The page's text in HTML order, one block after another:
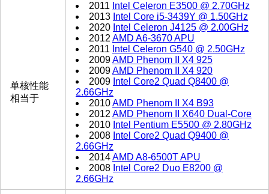
单核性能
相当于
2011 Intel Celeron E3500 @ 2.70GHz
2013 Intel Core i5-3439Y @ 1.50GHz
2020 Intel Celeron J4125 @ 2.00GHz
2012AMD A6-3670 APU
2011 Intel Celeron G540 @ 2.50GHz
2009AMD Phenom II X4 925
2009AMD Phenom II X4 920
2009 Intel Core2 Quad Q8400 @
2.66GHz
2010AMD Phenom II X4 B93
2012AMD Phenom II X640 Dual-Core
2010 Intel Pentium E5500 @ 2.80GHz
2008 Intel Core2 Quad Q9400 @
2.66GHz
2014AMD A8-6500T APU
2008 Intel Core2 Duo E8200 @
2.66GHz